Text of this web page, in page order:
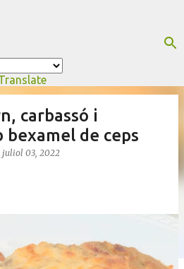
carbassó i
de ceps
juliol 03, 2022